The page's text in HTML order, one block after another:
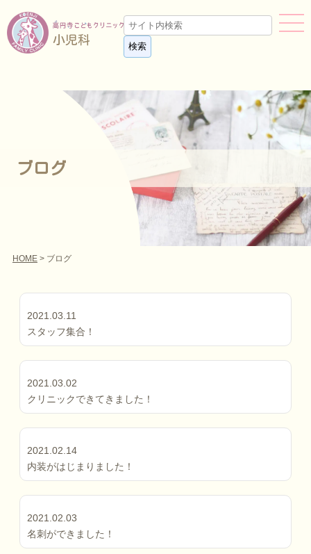
小児科
ブログ
HOME> ブログ
2021.03.11
スタッフ集合！
2021.03.02
クリニックできてきました！
2021.02.14
内装がはじまりました！
2021.02.03
名刺ができました！